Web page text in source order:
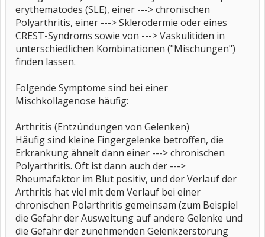
erythematodes (SLE), einer ---> chronischen
Polyarthritis, einer ---> Sklerodermie oder eines
CREST-Syndroms sowie von ---> Vaskulitiden in
unterschiedlichen Kombinationen ("Mischungen")
finden lassen.
Folgende Symptome sind bei einer
Mischkollagenose häufig:
Arthritis (Entzündungen von Gelenken)
Häufig sind kleine Fingergelenke betroffen, die
Erkrankung ähnelt dann einer ---> chronischen
Polyarthritis. Oft ist dann auch der --->
Rheumafaktor im Blut positiv, und der Verlauf der
Arthritis hat viel mit dem Verlauf bei einer
chronischen Polarthritis gemeinsam (zum Beispiel
die Gefahr der Ausweitung auf andere Gelenke und
die Gefahr der zunehmenden Gelenkzerstörung